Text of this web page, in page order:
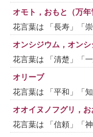
オモト，おもと（万年
花言葉は 「長寿」「
オンシジウム，オンシ
花言葉は 「清楚」「
オリーブ
花言葉は 「平和」「
オオイヌノフグリ，お
花言葉は 「信頼」「